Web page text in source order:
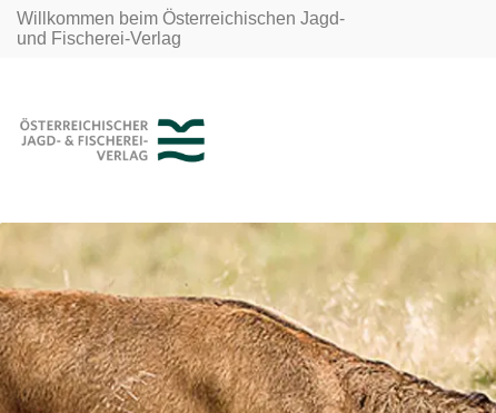
Willkommen beim Österreichischen Jagd-
und Fischerei-Verlag